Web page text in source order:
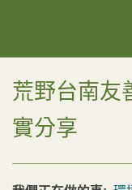
荒野台南友
實分享